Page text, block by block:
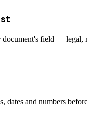
field — legal,
dates and numbers